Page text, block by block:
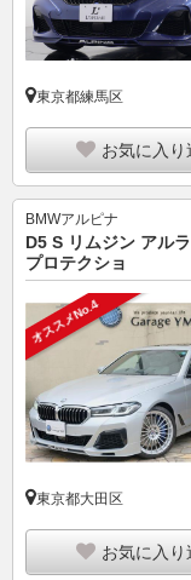
東京都練馬区
お気に入り
BMWアルピナ
D5 S リムジン アル
プロテクショ
オススメNo.4
東京都大田区
お気に入り